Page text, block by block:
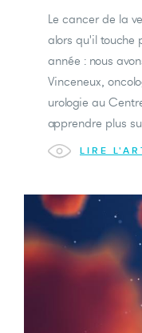
Le cancer de la
alors qu'il touche
année : nous
Vinceneux,
urologie au
apprendre plus
LIRE